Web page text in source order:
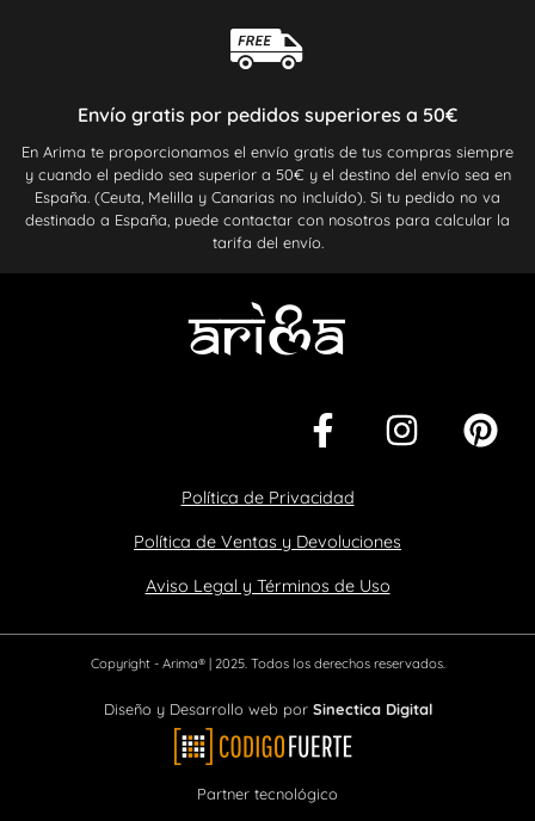
Envío gratis por pedidos superiores a 50€
En Arima te proporcionamos el envío gratis de tus compras siempre
y cuando el pedido sea superior a 50€ y el destino del envío sea en
España. (Ceuta, Melilla y Canarias no incluído). Si tu pedido no va
destinado a España, puede contactar con nosotros para calcular la
tarifa del envío.
Política de Privacidad
Política de Ventas y Devoluciones
Aviso Legal y Términos de Uso
Copyright - Arima® | 2025. Todos los derechos reservados.
Diseño y Desarrollo web por Sinectica Digital
Partner tecnológico